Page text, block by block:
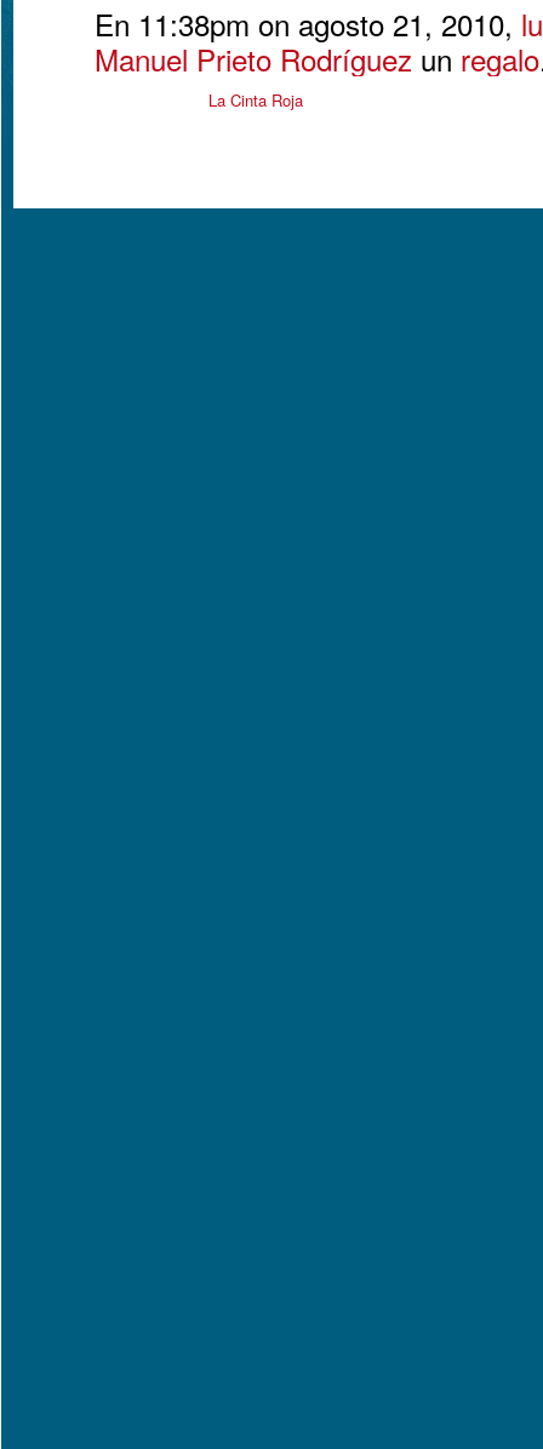
En 11:38pm on agosto 21, 2010,
Manuel Prieto Rodríguez un regalo
La Cinta Roja